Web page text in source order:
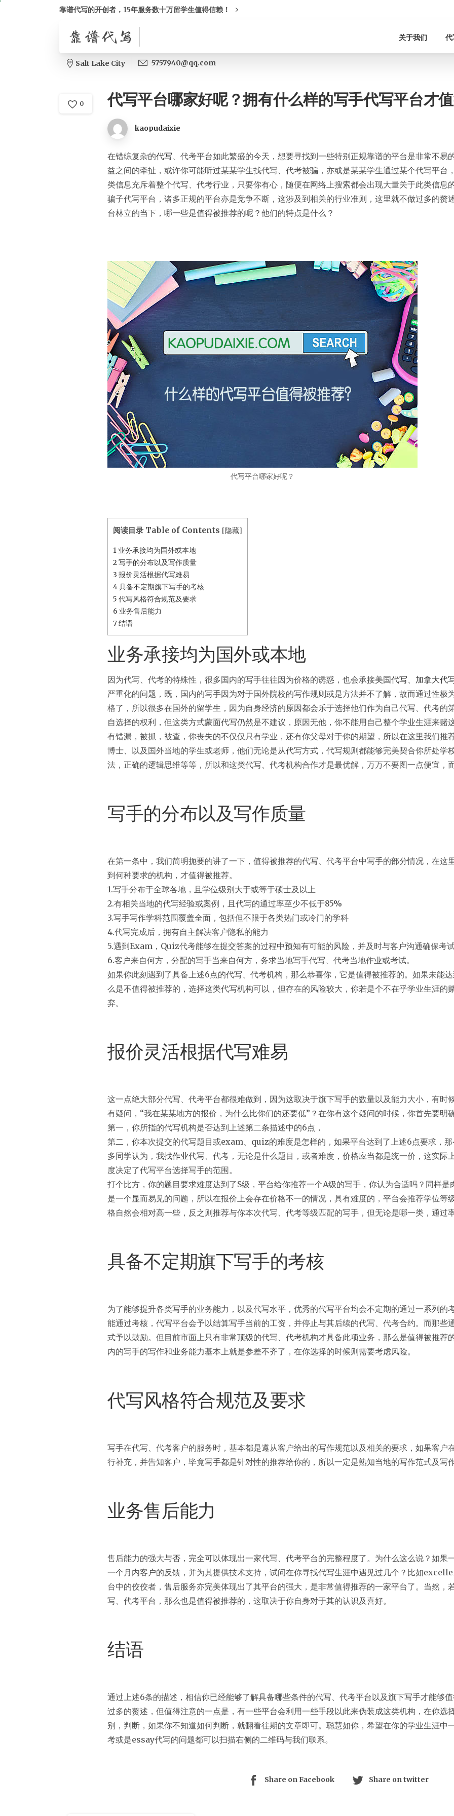
靠谱代写的开创者，15年服务数十万留学生值得信赖！
关于我们 代
Salt Lake City 5757940@qq.com
0 代写平台哪家好呢？拥有什么样的写手代写平台才
kaopudaixie
在错综复杂的代写 、代考平台如此繁盛的今天，想要寻找到一些特别正规靠谱的平台是非常不易
益之间的牵扯，或许你可能听过某某学生找代写、代考被骗，亦或是某某学生通过某个代写平台
类信息充斥着整个代写、代考行业，只要你有心，随便在网络上搜索都会出现大量关于此类信息
骗子代写平台，诸多正规的平台亦是竞争不断，这涉及到相关的行业准则，这里就不做过多的赘
台林立的当下，哪一些是值得被推荐的呢？他们的特点是什么？
代写平台哪家好呢？
阅读目录 Table of Contents [隐藏]
1 业务承接均为国外或本地
2 写手的分布以及写作质量
3 报价灵活根据代写难易
4具备不定期旗下写手的考核
5 代写风格符合规范及要求
6 业务售后能力
7结语
业务承接均为国外或本地
因为代写、代考的特殊性，很多国内的写手往往因为价格的诱惑，也会承接美国代写 加拿大代
严重化的问题，既，国内的写手因为对于国外院校的写作规则或是方法并不了解，故而通过性极
格了，所以很多在国外的留学生，因为自身经济的原因都会乐于选择他们作为自己代写、代考的
自选择的权利，但这类方式蒙面代写仍然是不建议，原因无他，你不能用自己整个学业生涯来赌
有错漏，被抓，被查，你丧失的不仅仅只有学业，还有你父母对于你的期望，所以在这里我们推
博士、以及国外当地的学生或老师，他们无论是从代写方式，代写规则都能够完美契合你所处学
法，正确的逻辑思维等等，所以和这类代写、代考机构合作才是最优解，万万不要图一点便宜，
写手的分布以及写作质量
在第一条中，我们简明扼要的讲了一下，值得被推荐的代写、代考平台中写手的部分情况，在这
到何种要求的机构，才值得被推荐。
1.写手分布于全球各地，且学位级别大于或等于硕士及以上
2.有相关当地的代写经验或案例，且代写的通过率至少不低于85%
3.写手写作学科范围覆盖全面，包括但不限于各类热门或冷门的学科
4.代写完成后，拥有自主解决客户隐私的能力
5.遇到Exam，Quiz代考能够在提交答案的过程中预知有可能的风险，并及时与客户沟通确保考试
6.客户来自何方，分配的写手当来自何方，务求当地写手代写、代考当地作业或考试。
如果你此刻遇到了具备上述6点的代写、代考机构，那么恭喜你，它是值得被推荐的。如果未能
么是不值得被推荐的，选择这类代写机构可以，但存在的风险较大，你若是个不在乎学业生涯的
弃。
报价灵活根据代写难易
这一点绝大部分代写、代考平台都很难做到，因为这取决于旗下写手的数量以及能力大小，有时
有疑问，“我在某某地方的报价，为什么比你们的还要低”？在你有这个疑问的时候，你首先要明
第一，你所指的代写机构是否达到上述第二条描述中的6点，
第二，你本次提交的代写题目或exam、quiz的难度是怎样的，如果平台达到了上述6点要求，
多同学认为，我找作业代写 、代考，无论是什么题目，或者难度，价格应当都是统一价，这实际
度决定了代写平台选择写手的范围。
打个比方，你的题目要求难度达到了S级，平台给你推荐一个A级的写手，你认为合适吗？同样
是一个显而易见的问题，所以在报价上会存在价格不一的情况，具有难度的，平台会推荐学位等
格自然会相对高一些，反之则推荐与你本次代写、代考等级匹配的写手，但无论是哪一类，通过
具备不定期旗下写手的考核
为了能够提升各类写手的业务能力，以及代写水平，优秀的代写平台均会不定期的通过一系列的
能通过考核，代写平台会予以结算写手当前的工资，并停止与其后续的代写、代考合约。而那些
式予以鼓励。但目前市面上只有非常顶级的代写、代考机构才具备此项业务，那么是值得被推荐
内的写手的写作和业务能力基本上就是参差不齐了，在你选择的时候则需要考虑风险。
代写风格符合规范及要求
写手在代写、代考客户的服务时，基本都是遵从客户给出的写作规范以及相关的要求，如果客户
行补充，并告知客户，毕竟写手都是针对性的推荐给你的，所以一定是熟知当地的写作范式及写作
业务售后能力
售后能力的强大与否，完全可以体现出一家代写、代考平台的完整程度了。为什么这么说？如果
一个月内客户的反馈，并为其提供技术支持，试问在你寻找代写生涯中遇见过几个？比如
台中的佼佼者，售后服务亦完美体现出了其平台的强大，是非常值得推荐的一家平台了。当然，
写、代考平台，那么也是值得被推荐的，这取决于你自身对于其的认识及喜好。
结语
通过上述6条的描述，相信你已经能够了解具备哪些条件的代写、代考平台以及旗下写手才能够
过多的赘述，但值得注意的一点是，有一些平台会利用一些手段以此来伪装成这类机构，在你选
别，判断，如果你不知道如何判断，就翻看往期的文章即可。聪慧如你，希望在你的学业生涯
考或是essay代写的问题都可以扫描右侧的二维码与我们联系。
Share on Facebook Share on twitter